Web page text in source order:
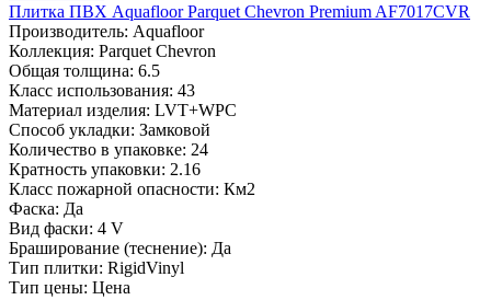
Плитка ПВХ Aquafloor Parquet Chevron Premium AF7017CVR
Производитель: Aquafloor
Коллекция: Parquet Chevron
Общая толщина: 6.5
Класс использования: 43
Материал изделия: LVT+WPC
Способ укладки: Замковой
Количество в упаковке: 24
Кратность упаковки: 2.16
Класс пожарной опасности: Км2
Фаска: Да
Вид фаски: 4 V
Браширование (теснение): Да
Тип плитки: RigidVinyl
Тип цены: Цена